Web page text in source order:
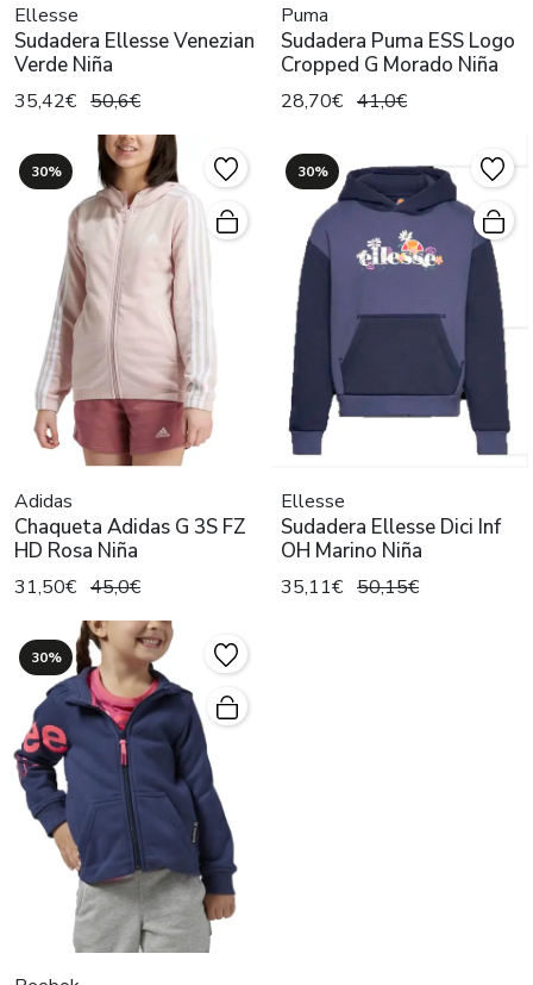
Ellesse
Sudadera Ellesse Venezian
Verde Niña
35,42€ 50,6€
Puma
Sudadera Puma ESS Logo
Cropped G Morado Niña
28,70€ 41,0€
30%
Adidas
Chaqueta Adidas G 3S FZ
HD Rosa Niña
31,50€ 45,0€
30%
Ellesse
Sudadera Ellesse Dici Inf
OH Marino Niña
35,11€ 50,15€
30%